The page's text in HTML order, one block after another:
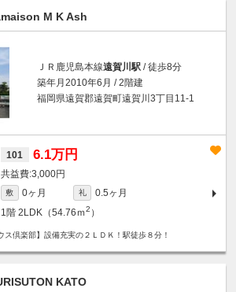
M K Ash
ＪＲ鹿児島本線遠賀川駅 / 徒歩8分
築年月2010年6月 / 2階建
福岡県遠賀郡遠賀町遠賀川3丁目11-1
101 6.1万円
3,000円
敷 0ヶ月 礼
0.5ヶ月
1階 2LDK（54.76ｍ2 ）
ス倶楽部】設備充実の２ＬＤＫ！駅徒歩８分！
KATO